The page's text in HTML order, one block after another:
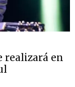
realizará en